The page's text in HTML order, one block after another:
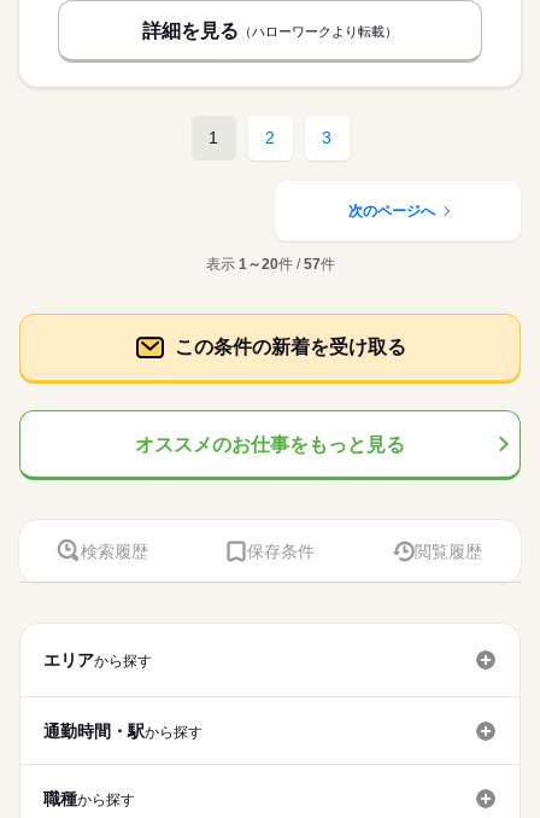
詳細を見る （ハローワークより転載）
1 2 3
次のページへ
表示 1～20件 /57件
この条件の新着を受け取る
オススメのお仕事をもっと見る
検索履歴 保存条件 閲覧履歴
エリアから探す
通勤時間・駅から探す
職種から探す